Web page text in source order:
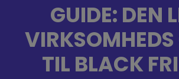
FOR HJEMMESIDER
PRISER
KUNDEHISTORIER
GUIDE: DEN
VIRKSOMHEDS
TIL BLACK